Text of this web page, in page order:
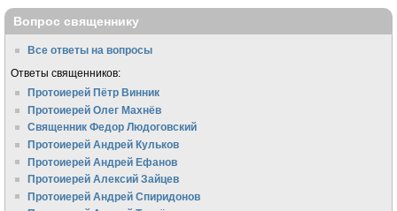
Вопрос священнику
Все ответы на вопросы
Ответы священников:
Протоиерей Пётр Винник
Протоиерей Олег Махнёв
Священник Федор Людоговский
Протоиерей Андрей Кульков
Протоиерей Андрей Ефанов
Протоиерей Алексий Зайцев
Протоиерей Андрей Спиридонов